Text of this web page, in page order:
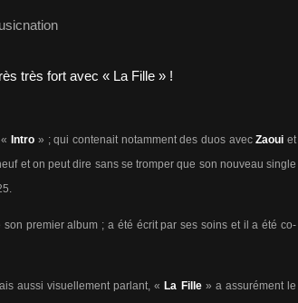
Intro » ; qui contenait notamment des duos avecZaoui et
et on peut dire sans se tromper que son nouveau single
premier album ; a été écrit par ses soins et il a été co-
aussi visuellement parlant, « La Fille» a assurément le